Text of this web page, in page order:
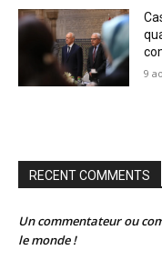
9
RECENT COMMENTS
Un commentateur ou
le monde !